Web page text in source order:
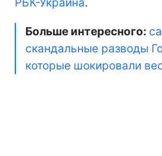
РБК-Украина.
Больше интересного:
скандальные разводы
которые шокировали